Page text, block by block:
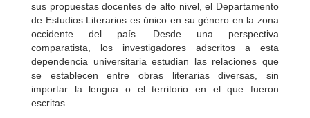
sus propuestas docentes de alto nivel, el Departamento
de Estudios Literarios es único en su género en la zona
occidente del país. Desde una perspectiva
comparatista, los investigadores adscritos a esta
dependencia universitaria estudian las relaciones que
se establecen entre obras literarias diversas, sin
importar la lengua o el territorio en el que fueron
escritas.